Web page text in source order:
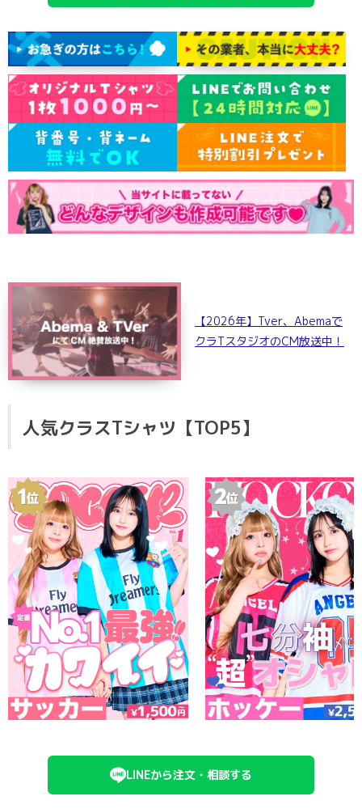
【2026年】Tver、Abemaで
クラTスタジオのCM放送中！
人気クラスTシャツ【TOP5】
LINEから注文・相談する
パーカー・スウェット
タイダイ柄
ラグビーユニフォーム
フルカラー
部活動
ニュース